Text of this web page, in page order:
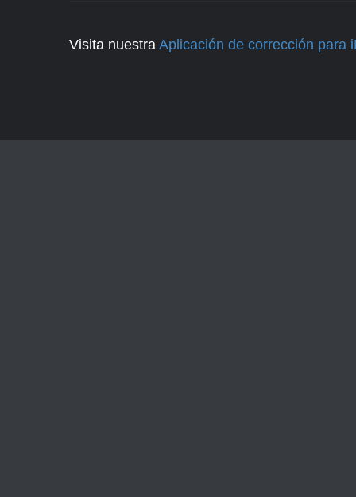
Visita nuestra Aplicación de corrección para